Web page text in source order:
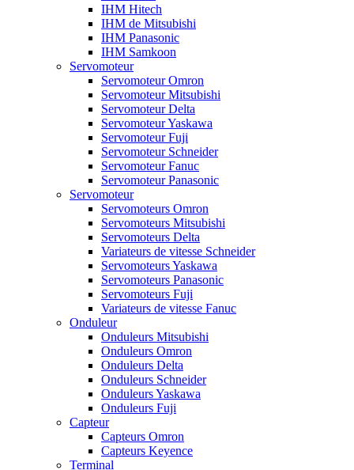
IHM Hitech
IHM de Mitsubishi
IHM Panasonic
IHM Samkoon
Servomoteur
Servomoteur Omron
Servomoteur Mitsubishi
Servomoteur Delta
Servomoteur Yaskawa
Servomoteur Fuji
Servomoteur Schneider
Servomoteur Fanuc
Servomoteur Panasonic
Servomoteur
Servomoteurs Omron
Servomoteurs Mitsubishi
Servomoteurs Delta
Variateurs de vitesse Schneider
Servomoteurs Yaskawa
Servomoteurs Panasonic
Servomoteurs Fuji
Variateurs de vitesse Fanuc
Onduleur
Onduleurs Mitsubishi
Onduleurs Omron
Onduleurs Delta
Onduleurs Schneider
Onduleurs Yaskawa
Onduleurs Fuji
Capteur
Capteurs Omron
Capteurs Keyence
Terminal